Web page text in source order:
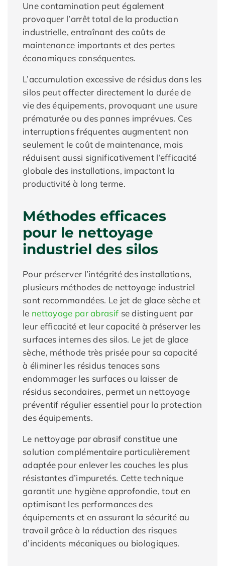
Une contamination peut également
provoquer l’arrêt total de la production
industrielle, entraînant des coûts de
maintenance importants et des pertes
économiques conséquentes.
L’accumulation excessive de résidus dans les
silos peut affecter directement la durée de
vie des équipements, provoquant une usure
prématurée ou des pannes imprévues. Ces
interruptions fréquentes augmentent non
seulement le coût de maintenance, mais
réduisent aussi significativement l’efficacité
globale des installations, impactant la
productivité à long terme.
Méthodes efficaces
pour le nettoyage
industriel des silos
Pour préserver l’intégrité des installations,
plusieurs méthodes de nettoyage industriel
sont recommandées. Le jet de glace sèche et
le nettoyage par abrasif se distinguent par
leur efficacité et leur capacité à préserver les
surfaces internes des silos. Le jet de glace
sèche, méthode très prisée pour sa capacité
à éliminer les résidus tenaces sans
endommager les surfaces ou laisser de
résidus secondaires, permet un nettoyage
préventif régulier essentiel pour la protection
des équipements.
Le nettoyage par abrasif constitue une
solution complémentaire particulièrement
adaptée pour enlever les couches les plus
résistantes d’impuretés. Cette technique
garantit une hygiène approfondie, tout en
optimisant les performances des
équipements et en assurant la sécurité au
travail grâce à la réduction des risques
d’incidents mécaniques ou biologiques.